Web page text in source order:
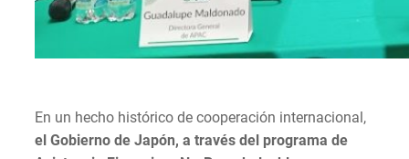
En un hecho histórico de cooperación internacional,
el Gobierno de Japón, a través del programa de